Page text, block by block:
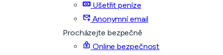
Ušetřit peníze
Anonymní email
Procházejte bezpečně
Online bezpečnost